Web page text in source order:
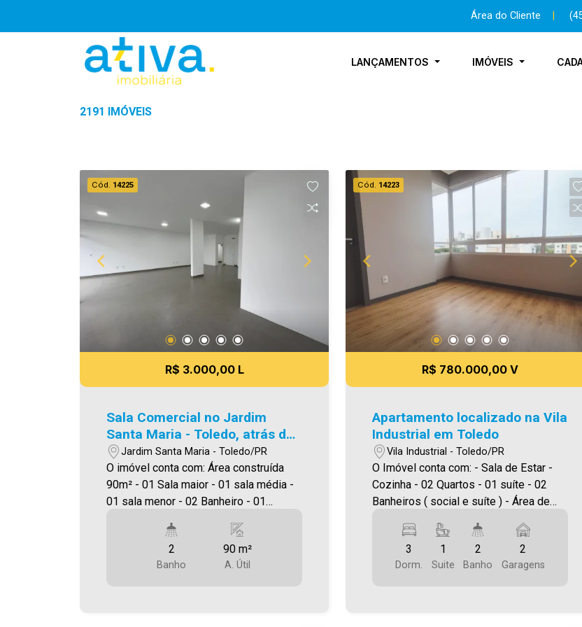
Área do Cliente
LANÇAMENTOS IMÓVEIS
2191 IMÓVEIS
Cód. 14225
R$ 3.000,00 L
Sala Comercial no Jardim
Santa Maria - Toledo, atrás do
Empório Santa Maria
Jardim Santa Maria - Toledo/PR
O imóvel conta com: Área construída
90m² - 01 Sala maior - 01 sala média -
01 sala menor - 02 Banheiro - 01
FCI (Fundo de Conservação do Imóvel),
equivalente a 6% do valor do aluguel.
Para mais detalhes sobre o FCI,
2
Banho
90 m²
A. Útil
Cód. 14223
R$ 780.000,00 V
Apartamento localizado na Vila
Industrial em Toledo
Vila Industrial - Toledo/PR
O Imóvel conta com: - Sala de Estar -
Cozinha - 02 Quartos - 01 suíte - 02
Banheiros ( social e suíte ) - Área de
descoberta Área privativa 112,00m² A
Imobiliária Ativa possui hoje uma das
maiores carteiras de imóveis
3
Dorm.
1
Suite
2
Banho
2
Garagens